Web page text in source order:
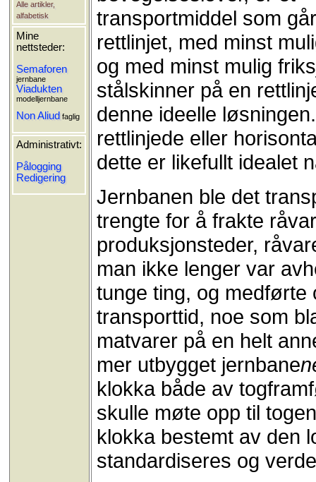
Alle artikler,
alfabetisk
Mine
nettsteder:
Semaforen
jernbane
Viadukten
modelljernbane
Non Aliud faglig
Administrativt:
Pålogging
Redigering
transportmiddel som
rettlinjet, med minst
og med minst mulig
stålskinner på en
denne ideelle
rettlinjede eller
dette er likefullt idealet
Jernbanen ble det
trengte for å frakte
produksjonsteder,
man ikke lenger var
tunge ting, og medførte
transporttid, noe som
matvarer på en helt
mer utbygget jernbane
klokka både av
skulle møte opp til
klokka bestemt av den
standardiseres og